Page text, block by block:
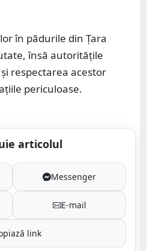
în pădurile din Țara
însă autoritățile
respectarea acestor
periculoase.
articolul
Messenger
E-mail
link